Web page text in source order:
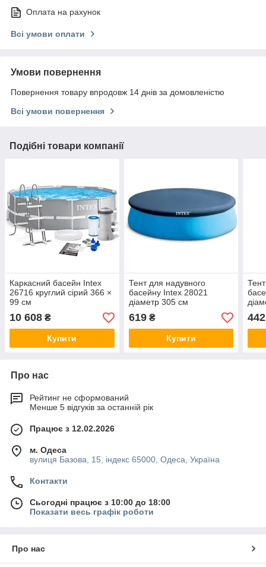
Оплата на рахунок
Всі умови оплати
Умови повернення
Повернення товару впродовж 14 днів за домовленістю
Всі умови повернення
Подібні товари компанії
Каркасний басейн Intex
26716 круглий сірий 366 ×
99 см
10 608 ₴
Купити
Тент для надувного
басейну Intex 28021
діаметр 305 см
619₴
Купити
442
Про нас
Рейтинг не сформований
Менше 5 відгуків за останній рік
Працює з 12.02.2026
м. Одеса
вулиця Базова, 15, індекс 65000, Одеса, Україна
Контакти
Сьогодні працює з 10:00 до 18:00
Показати весь графік роботи
Про нас